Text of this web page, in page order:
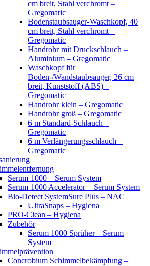
cm breit, Stahl verchromt –
Gregomatic
Bodenstaubsauger-Waschkopf, 40
cm breit, Stahl verchromt –
Gregomatic
Handrohr mit Druckschlauch –
Aluminium – Gregomatic
Waschkopf für
Boden-/Wandstaubsauger, 26 cm
breit, Kunststoff (ABS) –
Gregomatic
Handrohr klein – Gregomatic
Handrohr groß – Gregomatic
6 m Standard-Schlauch –
Gregomatic
6 m Verlängerungsschlauch –
Gregomatic
Serum 1000 – Serum System
Serum 1000 Accelerator – Serum System
Bio-Detect SystemSure Plus – NAC
UltraSnaps – Hygiena
PRO-Clean – Hygiena
Zubehör
Serum 1000 Sprüher – Serum
System
Concrobium Schimmelbekämpfung –